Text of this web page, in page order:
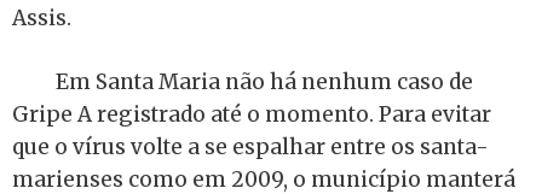
Assis.
Em Santa Maria não há nenhum caso de
Gripe A registrado até o momento. Para evitar
que o vírus volte a se espalhar entre os santa-
marienses como em 2009, o município manterá